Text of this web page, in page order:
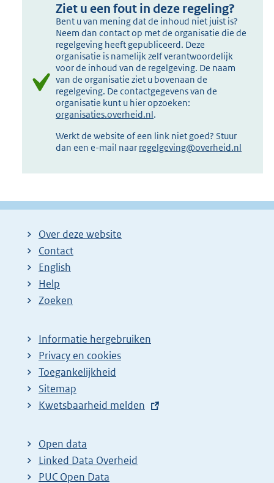
Ziet u een fout in deze regeling?
Bent u van mening dat de inhoud niet juist is?
Neem dan contact op met de organisatie die de
regelgeving heeft gepubliceerd. Deze
organisatie is namelijk zelf verantwoordelijk
voor de inhoud van de regelgeving. De naam
van de organisatie ziet u bovenaan de
regelgeving. De contactgegevens van de
organisatie kunt u hier opzoeken:
organisaties.overheid.nl.
Werkt de website of een link niet goed? Stuur
dan een e-mail naar regelgeving@overheid.nl
Over deze website
Contact
English
Help
Zoeken
Informatie hergebruiken
Privacy en cookies
Toegankelijkheid
Sitemap
E
t
e
r
Kwetsbaarheid melden
Open data
Linked Data Overheid
PUC Open Data